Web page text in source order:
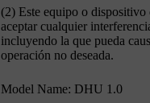
(2) Este equipo o dispositivo
aceptar cualquier
incluyendo la que pueda
operación no deseada.
Model Name: DHU 1.0